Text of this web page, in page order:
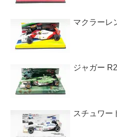
マクラーレ
ジャガー
スチュワー